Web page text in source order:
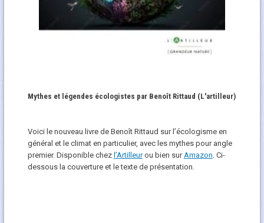
Mythes et légendes écologistes par Benoît Rittaud (L'artilleur)
Voici le nouveau livre de Benoît Rittaud sur l’écologisme en
général et le climat en particulier, avec les mythes pour angle
premier. Disponible chez l’Artilleurou bien sur Amazon . Ci-
dessous la couverture et le texte de présentation.